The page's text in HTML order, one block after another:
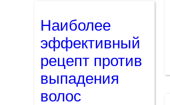
Наиболее
эффективный
рецепт против
выпадения
волос